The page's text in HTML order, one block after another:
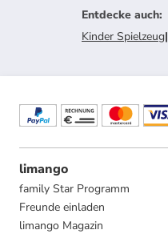
Entdecke auch:
Kinder Spielzeug|
limango
family Star Programm
Freunde einladen
limango Magazin